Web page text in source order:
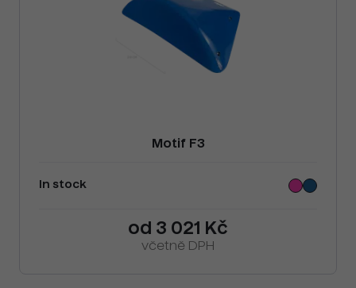
Motif F3
In stock
od 3 021 Kč
včetně DPH